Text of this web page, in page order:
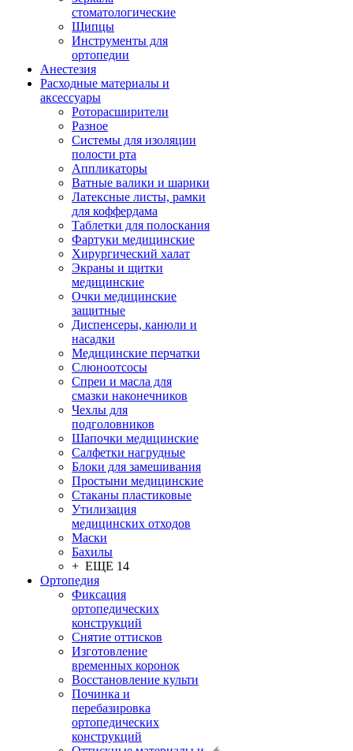
стоматологические
Щипцы
Инструменты для
ортопедии
Анестезия
Расходные материалы и
аксессуары
Роторасширители
Разное
Системы для изоляции
полости рта
Аппликаторы
Ватные валики и шарики
Латексные листы, рамки
для коффердама
Таблетки для полоскания
Фартуки медицинские
Хирургический халат
Экраны и щитки
медицинские
Очки медицинские
защитные
Диспенсеры, канюли и
насадки
Медицинские перчатки
Слюноотсосы
Спреи и масла для
смазки наконечников
Чехлы для
подголовников
Шапочки медицинские
Салфетки нагрудные
Блоки для замешивания
Простыни медицинские
Стаканы пластиковые
Утилизация
медицинских отходов
Маски
Бахилы
+ ЕЩЕ 14
Ортопедия
Фиксация
ортопедических
конструкций
Снятие оттисков
Изготовление
временных коронок
Восстановление культи
Починка и
перебазировка
ортопедических
конструкций